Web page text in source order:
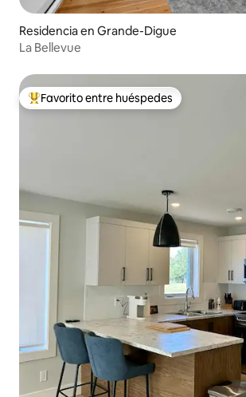
Residencia en Grande-Digue
La Bellevue
De los mejores en Favorito entre huéspedes
Favorito entre huéspedes